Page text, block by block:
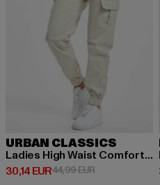
URBAN CLASSICS
Ladies High Waist Comfort Jogging
30,14 EUR
Derzeitiger Preis: 30,14 EUR
44,99 EURAktionspreis: